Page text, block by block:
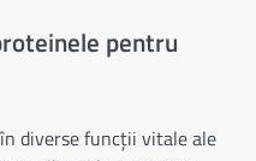
pentru
diverse funcții vitale ale